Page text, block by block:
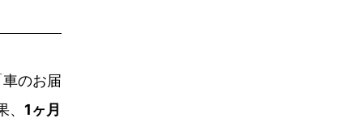
のお届
1ヶ月